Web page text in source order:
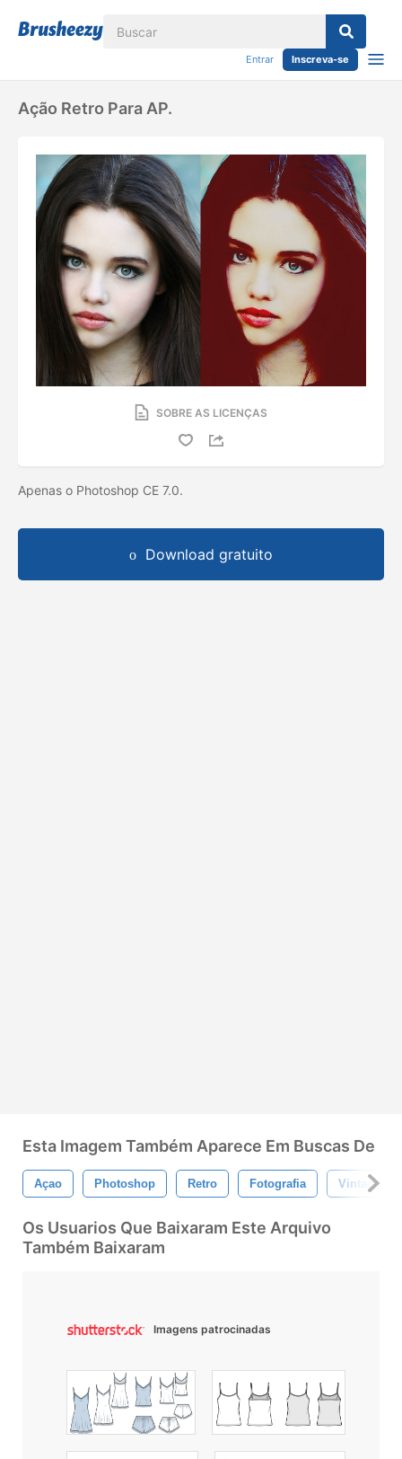
Entrar Inscreva-se
Ação Retro Para AP.
SOBRE AS LICENÇAS
Apenas o Photoshop CE 7.0.
Download gratuito
Esta Imagem Também Aparece Em Buscas De
Açao Photoshop Retro Fotografia Vintage
Os Usuarios Que Baixaram Este Arquivo
Também Baixaram
Imagens patrocinadas